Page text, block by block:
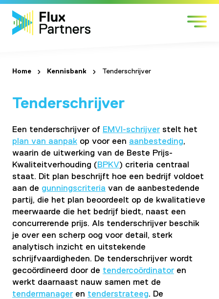
Skip
to
content
Markten
Expertises
Over Flux
Home Kennisbank Tenderschrijver
Tenderschrijver
Een tenderschrijver of EMVI-schrijver stelt het
plan van aanpak op voor een aanbesteding,
waarin de uitwerking van de Beste Prijs-
Kwaliteitverhouding (BPKV) criteria centraal
staat. Dit plan beschrijft hoe een bedrijf voldoet
aan de gunningscriteria van de aanbestedende
partij, die het plan beoordeelt op de kwalitatieve
meerwaarde die het bedrijf biedt, naast een
concurrerende prijs. Als tenderschrijver beschik
je over een scherp oog voor detail, sterk
analytisch inzicht en uitstekende
schrijfvaardigheden. De tenderschrijver wordt
gecoördineerd door de tendercoördinator en
werkt daarnaast nauw samen met de
tendermanager en tenderstrateeg. De